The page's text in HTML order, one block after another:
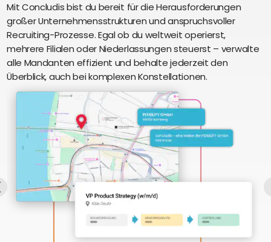
Lernen
eAkte
und
Digitalisierung
Schnittstellen
Intelligenz
Über uns
Perbility
Offene
Stellen
Compliance
Kontakt
Mit Concludis bist du bereit für die Herausforderungen
großer Unternehmensstrukturen und anspruchsvoller
Recruiting-Prozesse. Egal ob du weltweit operierst,
mehrere Filialen oder Niederlassungen steuerst – verwalte
alle Mandanten effizient und behalte jederzeit den
Überblick, auch bei komplexen Konstellationen.